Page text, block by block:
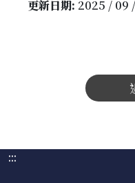
更新日期: 2025 / 09
:::